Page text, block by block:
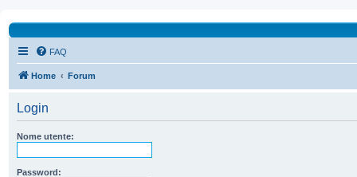
FAQ
Home Forum
Login
Nome utente:
Password: